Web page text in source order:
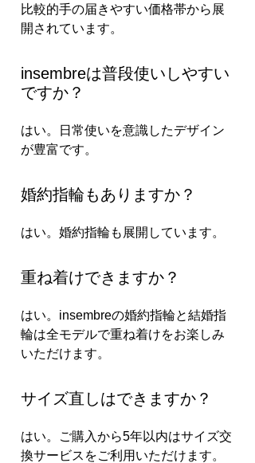
比較的手の届きやすい価格帯から展
開されています。
insembreは普段使いしやすい
ですか？
はい。日常使いを意識したデザイン
が豊富です。
婚約指輪もありますか？
はい。婚約指輪も展開しています。
重ね着けできますか？
はい。insembreの婚約指輪と結婚指
輪は全モデルで重ね着けをお楽しみ
いただけます。
サイズ直しはできますか？
はい。ご購入から5年以内はサイズ交
換サービスをご利用いただけます。